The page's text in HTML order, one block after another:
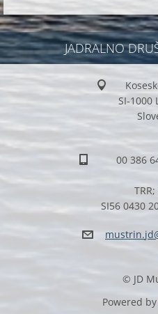
JADRALNO
SI-1000
00 386
TRR;
SI56 0430
mustrin.
© JD
Powered by